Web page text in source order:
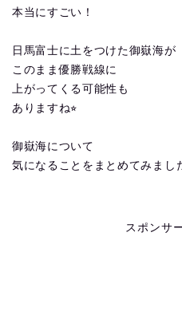
本当にすごい！
日馬富士に土をつけた御嶽海が
このまま優勝戦線に
上がってくる可能性も
ありますね⭐︎
御嶽海について
気になることをまとめてみまし
スポンサ